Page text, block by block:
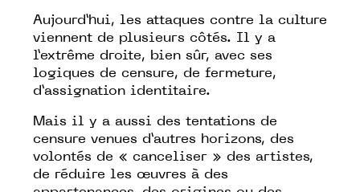
Aujourd’hui, les attaques contre la culture
viennent de plusieurs côtés. Il y a
l’extrême droite, bien sûr, avec ses
logiques de censure, de fermeture,
d’assignation identitaire.
Mais il y a aussi des tentations de
censure venues d’autres horizons, des
volontés de « canceliser » des artistes,
de réduire les œuvres à des